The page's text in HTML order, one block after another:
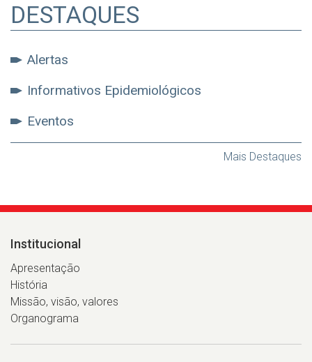
DESTAQUES
Alertas
Informativos Epidemiológicos
Eventos
Mais Destaques
Institucional
Apresentação
História
Missão, visão, valores
Organograma